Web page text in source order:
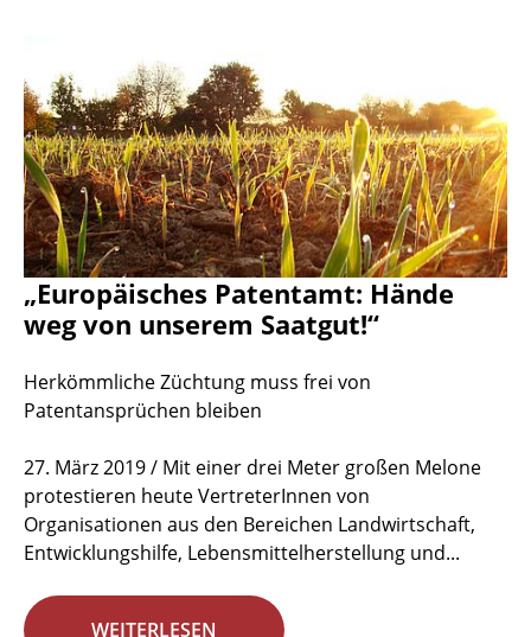
„Europäisches Patentamt: Hände
weg von unserem Saatgut!“
Herkömmliche Züchtung muss frei von
Patentansprüchen bleiben
27. März 2019 / Mit einer drei Meter großen Melone
protestieren heute VertreterInnen von
Organisationen aus den Bereichen Landwirtschaft,
Entwicklungshilfe, Lebensmittelherstellung und...
WEITERLESEN